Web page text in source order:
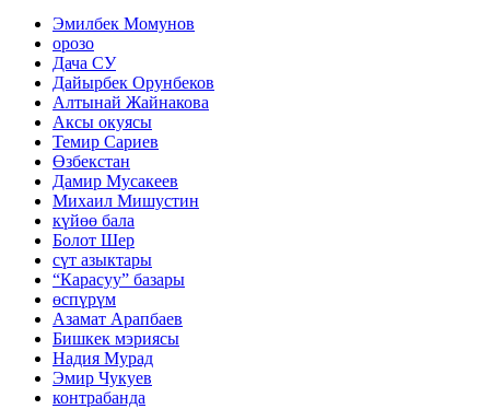
Эмилбек Момунов
орозо
Дача СУ
Дайырбек Орунбеков
Алтынай Жайнакова
Аксы окуясы
Темир Сариев
Өзбекстан
Дамир Мусакеев
Михаил Мишустин
күйөө бала
Болот Шер
сүт азыктары
“Карасуу” базары
өспүрүм
Азамат Арапбаев
Бишкек мэриясы
Надия Мурад
Эмир Чукуев
контрабанда